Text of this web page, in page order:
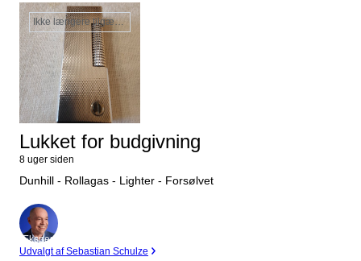
Ikke længere tilgængelig
Lukket for budgivning
8 uger siden
Dunhill - Rollagas - Lighter - Forsølvet
Ekspert
Udvalgt af Sebastian Schulze